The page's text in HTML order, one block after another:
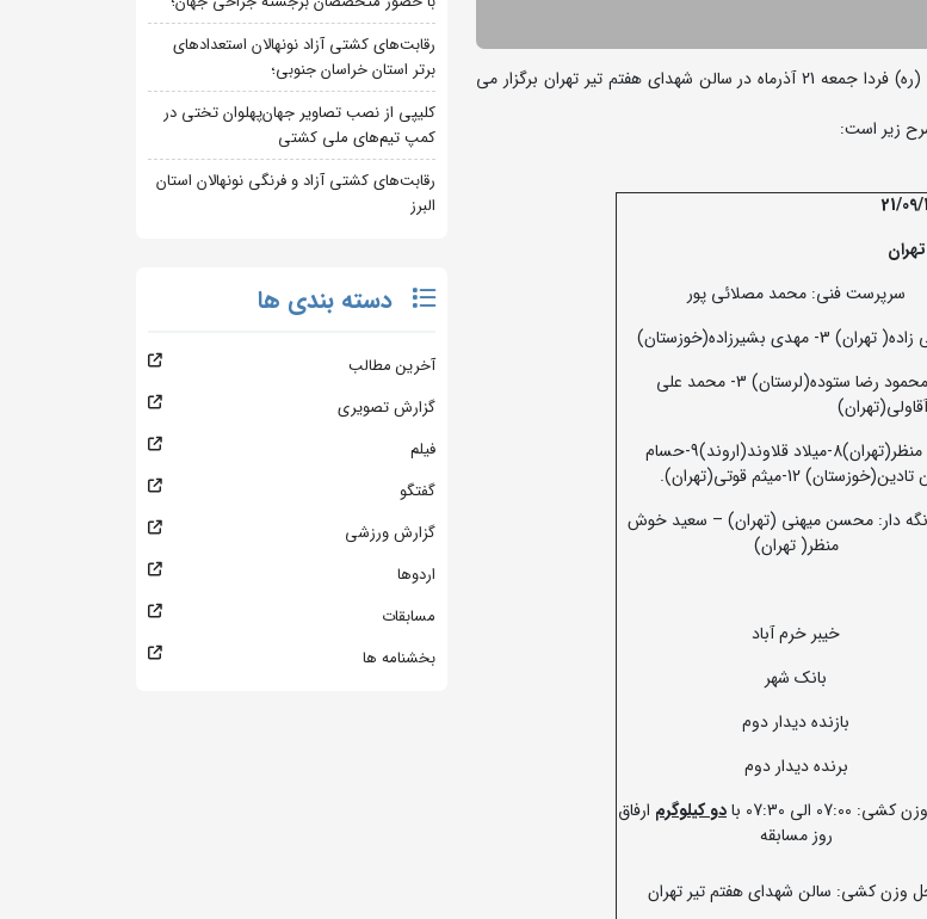
مرحله نهایی بیست و پنجمین دوره مسابقات لیگ برتر کشتی آزاد جام یادگار امام (ره) فردا جمعه 21 آذرماه در سالن شهدای هفتم تیر تهران برگزار می
زیر است:
سرپرست فنی: محمد مصلائی پور
داوران درجه یک بین المللی: 1- بابک امجدی(تهران) 2-محمود رضا ستوده(لرستان) 3- محمد علی
6- سید فرشید میرهاشمی(آذربایجان شرقی)7-داود خوش منظر(تهران)8-میلاد قلاوند(اروند)9-حسام
دار: محسن میهنی (تهران) – سعید خوش
منظر( تهران)
خیبر خرم آباد
بانک شهر
بازنده دیدار دوم
برنده دیدار دوم
الی 07:30 با دو کیلوگرم ارفاق
روز مسابقه
وزن کشی: سالن شهدای هفتم تیر تهران
رقابت‌های کشتی آزاد نونهالان استعدادهای
برتر استان خراسان جنوبی؛
کلیپی از نصب تصاویر جهان‌پهلوان تختی در
کمپ تیم‌های ملی کشتی
رقابت‌های کشتی آزاد و فرنگی نونهالان استان
البرز
دسته بندی ها
آخرین مطالب
گزارش تصویری
فیلم
گفتگو
گزارش ورزشی
اردوها
مسابقات
بخشنامه ها